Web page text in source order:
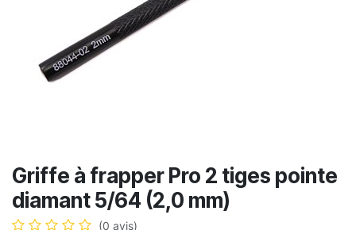
Griffe à frapper Pro 2 tiges pointe
diamant 5/64 (2,0 mm)
(0 avis)